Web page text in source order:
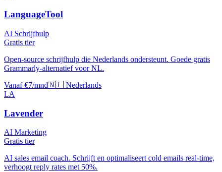
LanguageTool
AI Schrijfhulp
Gratis tier
Open-source schrijfhulp die Nederlands ondersteunt. Goede gratis
Grammarly-alternatief voor NL.
Vanaf €7/mnd🇳🇱 Nederlands
LA
Lavender
AI Marketing
Gratis tier
AI sales email coach. Schrijft en optimaliseert cold emails real-time,
verhoogt reply rates met 50%.